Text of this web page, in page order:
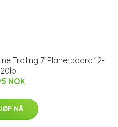
Trolling 7' Planerboard 12-
20lb
NOK
NÅ